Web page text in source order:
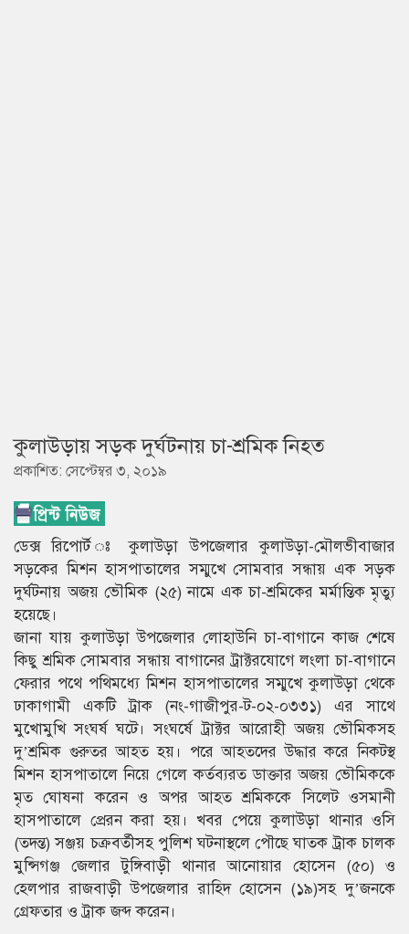
কুলাউড়ায় সড়ক দুর্ঘটনায় চা-শ্রমিক নিহত
প্রকাশিত: সেপ্টেম্বর ৩, ২০১৯
ডেক্স রিপোর্ট ঃ কুলাউড়া উপজেলার কুলাউড়া-মৌলভীবাজার
সড়কের মিশন হাসপাতালের সম্মুখে সোমবার সন্ধায় এক সড়ক
দুর্ঘটনায় অজয় ভৌমিক (২৫) নামে এক চা-শ্রমিকের মর্মান্তিক মৃত্যু
হয়েছে।
জানা যায় কুলাউড়া উপজেলার লোহাউনি চা-বাগানে কাজ শেষে
কিছু শ্রমিক সোমবার সন্ধায় বাগানের ট্রাক্টরযোগে লংলা চা-বাগানে
ফেরার পথে পথিমধ্যে মিশন হাসপাতালের সম্মুখে কুলাউড়া থেকে
ঢাকাগামী একটি ট্রাক (নং-গাজীপুর-ট-০২-০৩৩১) এর সাথে
মুখোমুখি সংঘর্ষ ঘটে। সংঘর্ষে ট্রাক্টর আরোহী অজয় ভৌমিকসহ
দু’শ্রমিক গুরুতর আহত হয়। পরে আহতদের উদ্ধার করে নিকটস্থ
মিশন হাসপাতালে নিয়ে গেলে কর্তব্যরত ডাক্তার অজয় ভৌমিককে
মৃত ঘোষনা করেন ও অপর আহত শ্রমিককে সিলেট ওসমানী
হাসপাতালে প্রেরন করা হয়। খবর পেয়ে কুলাউড়া থানার ওসি
(তদন্ত) সঞ্জয় চক্রবর্তীসহ পুলিশ ঘটনাস্থলে পৌছে ঘাতক ট্রাক চালক
মুন্সিগঞ্জ জেলার টুঙ্গিবাড়ী থানার আনোয়ার হোসেন (৫০) ও
হেলপার রাজবাড়ী উপজেলার রাহিদ হোসেন (১৯)সহ দু’জনকে
গ্রেফতার ও ট্রাক জব্দ করেন।